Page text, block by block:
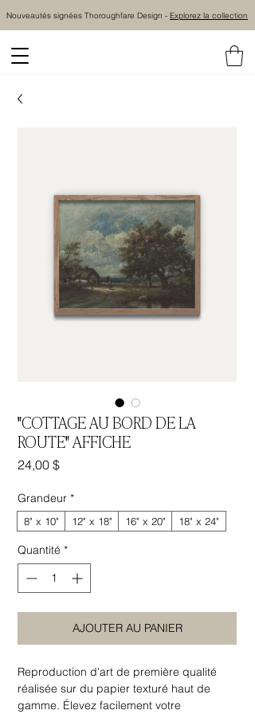
Nouveautés signées Thoroughfare Design - Explorez la collection
"COTTAGE AU BORD DE LA
ROUTE" AFFICHE
24,00 $Prix
Grandeur *
8" x 10" 12" x 18" 16" x 20" 18" x 24"
Quantité *
AJOUTER AU PANIER
Reproduction d'art de première qualité
réalisée sur du papier texturé haut de
gamme. Élevez facilement votre